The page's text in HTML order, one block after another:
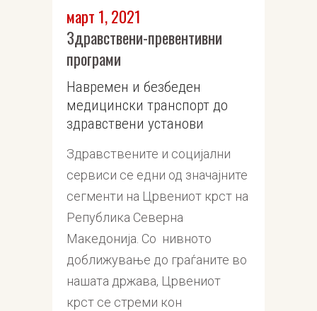
март 1, 2021
Здравствени-превентивни
програми
Навремен и безбеден
медицински транспорт до
здравствени установи
Здравствените и социјални
сервиси се едни од значајните
сегменти на Црвениот крст на
Република Северна
Македонија. Со нивното
доближување до граѓаните во
нашата држава, Црвениот
крст се стреми кон